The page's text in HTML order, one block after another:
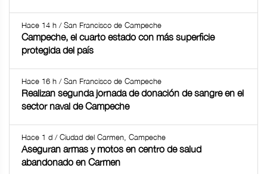
Hace 14 h / San Francisco de Campeche
Campeche, el cuarto estado con más superficie
protegida del país
Hace 16 h / San Francisco de Campeche
Realizan segunda jornada de donación de sangre en el
sector naval de Campeche
Hace 1 d / Ciudad del Carmen, Campeche
Aseguran armas y motos en centro de salud
abandonado en Carmen